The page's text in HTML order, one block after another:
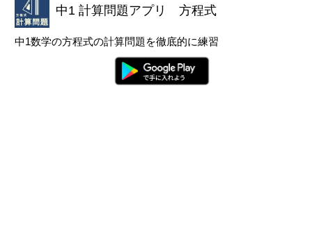
中1 計算問題アプリ 方程式
中1数学の方程式の計算問題を徹底的に練習